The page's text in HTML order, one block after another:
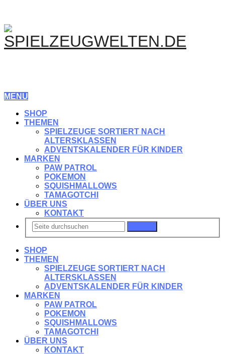
MENU
SHOP
THEMEN
SPIELZEUGE SORTIERT NACH
ALTERSKLASSEN
ADVENTSKALENDER FÜR KINDER
MARKEN
PAW PATROL
POKEMON
SQUISHMALLOWS
TAMAGOTCHI
ÜBER UNS
KONTAKT
SHOP
THEMEN
SPIELZEUGE SORTIERT NACH
ALTERSKLASSEN
ADVENTSKALENDER FÜR KINDER
MARKEN
PAW PATROL
POKEMON
SQUISHMALLOWS
TAMAGOTCHI
ÜBER UNS
KONTAKT